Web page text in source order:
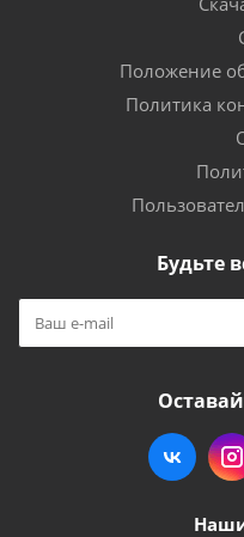
Положение
Политика
Будьте